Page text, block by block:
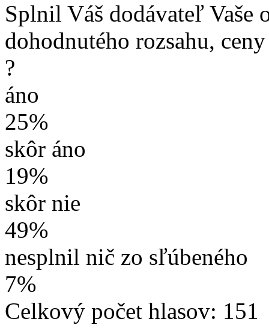
Splnil Váš dodávateľ Vaše
dohodnutého rozsahu,
?
áno
25%
skôr áno
19%
skôr nie
49%
nesplnil nič zo sľúbeného
7%
Celkový počet hlasov: 151